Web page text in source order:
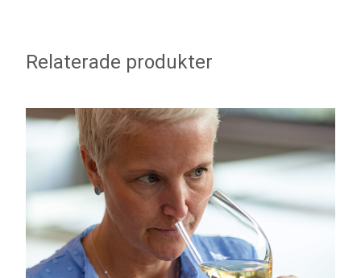
Relaterade produkter